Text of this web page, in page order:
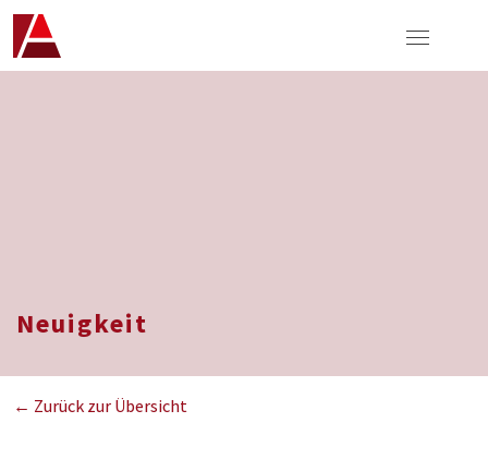
Neuigkeit
← Zurück zur Übersicht